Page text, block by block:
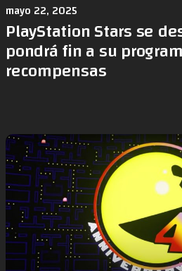
mayo 22, 2025
PlayStation Stars se
pondrá fin a su
recompensas